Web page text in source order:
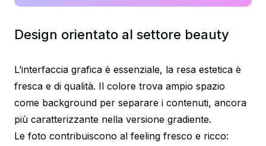
Design orientato al settore beauty
L’interfaccia grafica è essenziale, la resa estetica è
fresca e di qualità. Il colore trova ampio spazio
come background per separare i contenuti, ancora
più caratterizzante nella versione gradiente.
Le foto contribuiscono al feeling fresco e ricco: